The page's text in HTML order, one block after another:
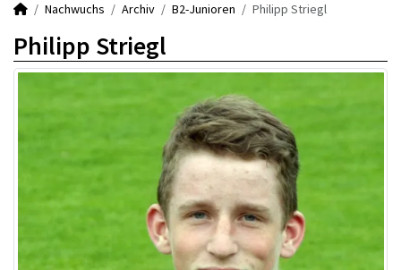
Nachwuchs Archiv B2-Junioren Philipp Striegl
Philipp Striegl